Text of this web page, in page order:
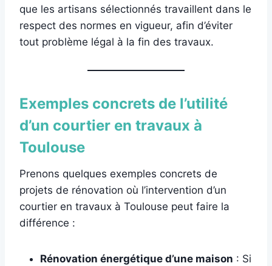
que les artisans sélectionnés travaillent dans le
respect des normes en vigueur, afin d’éviter
tout problème légal à la fin des travaux.
Exemples concrets de l’utilité
d’un courtier en travaux à
Toulouse
Prenons quelques exemples concrets de
projets de rénovation où l’intervention d’un
courtier en travaux à Toulouse peut faire la
différence :
Rénovation énergétique d’une maison : Si